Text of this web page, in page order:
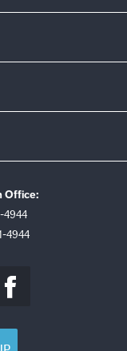
Office:
4944
4944